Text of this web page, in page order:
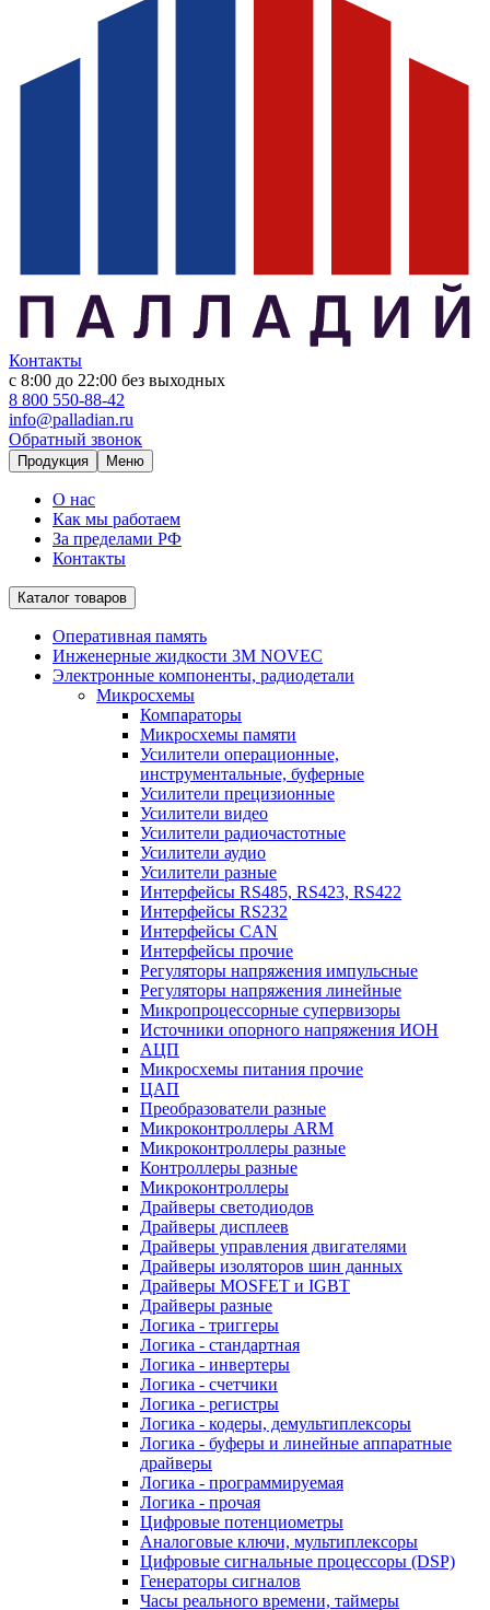
Контакты
с 8:00 до 22:00 без выходных
8 800 550-88-42
info@palladian.ru
Обратный звонок
Продукция Меню
О нас
Как мы работаем
За пределами РФ
Контакты
Каталог товаров
Оперативная память
Инженерные жидкости 3M NOVEC
Электронные компоненты, радиодетали
Микросхемы
Компараторы
Микросхемы памяти
Усилители операционные,
инструментальные, буферные
Усилители прецизионные
Усилители видео
Усилители радиочастотные
Усилители аудио
Усилители разные
Интерфейсы RS485, RS423, RS422
Интерфейсы RS232
Интерфейсы CAN
Интерфейсы прочие
Регуляторы напряжения импульсные
Регуляторы напряжения линейные
Микропроцессорные супервизоры
Источники опорного напряжения ИОН
АЦП
Микросхемы питания прочие
ЦАП
Преобразователи разные
Микроконтроллеры ARM
Микроконтроллеры разные
Контроллеры разные
Микроконтроллеры
Драйверы светодиодов
Драйверы дисплеев
Драйверы управления двигателями
Драйверы изоляторов шин данных
Драйверы MOSFET и IGBT
Драйверы разные
Логика - триггеры
Логика - стандартная
Логика - инвертеры
Логика - счетчики
Логика - регистры
Логика - кодеры, демультиплексоры
Логика - буферы и линейные аппаратные
драйверы
Логика - программируемая
Логика - прочая
Цифровые потенциометры
Аналоговые ключи, мультиплексоры
Цифровые сигнальные процессоры (DSP)
Генераторы сигналов
Часы реального времени, таймеры